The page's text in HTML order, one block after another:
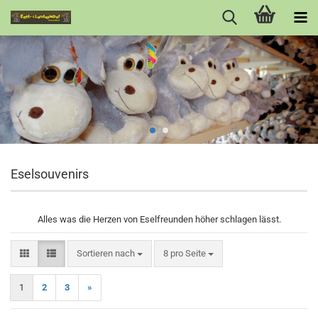
Eselsouvenirs
Alles was die Herzen von Eselfreunden höher schlagen lässt.
Sortieren nach
Sortieren nach 8 pro Seite
pro Seite
1 2 3 »